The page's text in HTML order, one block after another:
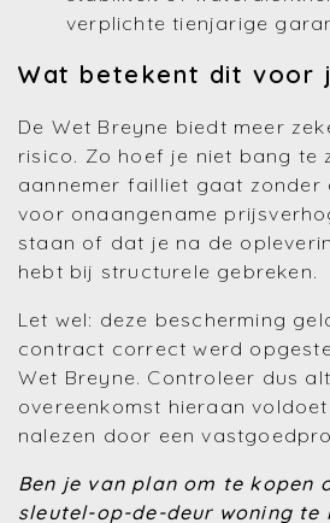
verplichte tienjarige
Wat betekent dit voor
De Wet Breyne biedt meer
risico. Zo hoef je niet bang te
aannemer failliet gaat zonder
voor onaangename
staan of dat je na de
hebt bij structurele gebreken.
Let wel: deze bescherming
contract correct werd
Wet Breyne. Controleer dus
overeenkomst hieraan
nalezen door een
Ben je van plan om te kopen
sleutel-op-de-deur woning te